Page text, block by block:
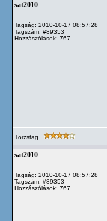
sat2010
Tagság: 2010-10-17 08:57:28
Tagszám: #89353
Hozzászólások: 767
Törzstag
sat2010
Tagság: 2010-10-17 08:57:28
Tagszám: #89353
Hozzászólások: 767